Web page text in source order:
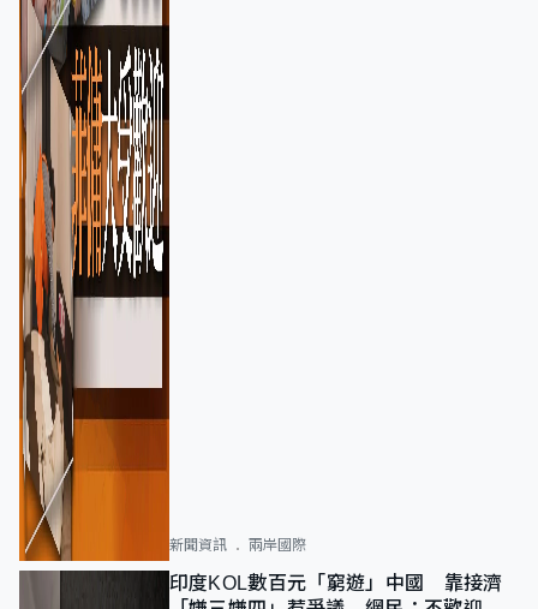
新聞資訊 兩岸國際
印度KOL數百元「窮遊」中國 靠接濟